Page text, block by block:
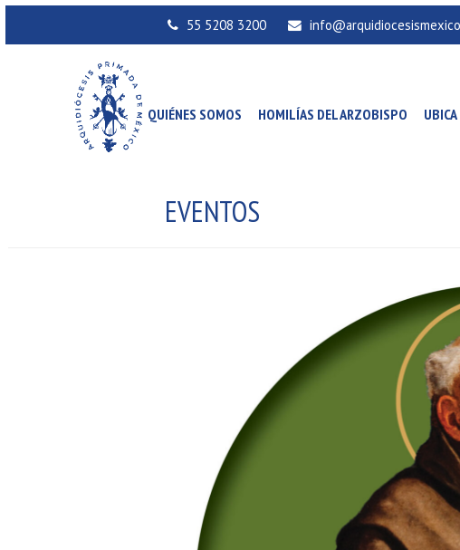
55 5208 3200
QUIÉNES SOMOS HOMILÍAS DEL ARZOBISPO
EVENTOS